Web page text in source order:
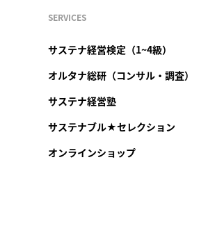
SERVICES
サステナ経営検定（1~4級）
オルタナ総研（コンサル・調査）
サステナ経営塾
サステナブル★セレクション
オンラインショップ